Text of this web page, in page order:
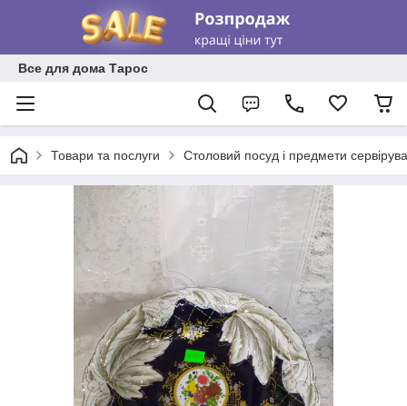
Все для дома Тарос
Товари та послуги Столовий посуд і предмети